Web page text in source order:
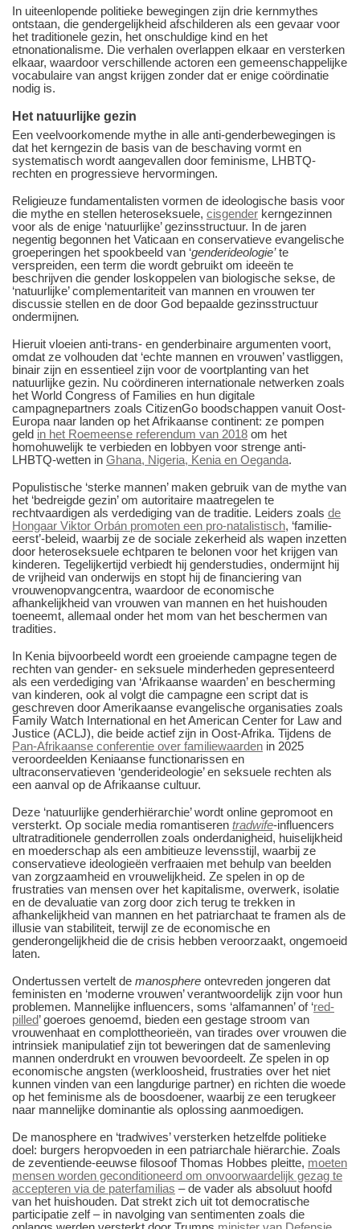
In uiteenlopende politieke bewegingen zijn drie kernmythes
ontstaan, die gendergelijkheid afschilderen als een gevaar voor
het traditionele gezin, het onschuldige kind en het
etnonationalisme. Die verhalen overlappen elkaar en versterken
elkaar, waardoor verschillende actoren een gemeenschappelijke
vocabulaire van angst krijgen zonder dat er enige coördinatie
nodig is.
Het natuurlijke gezin
Een veelvoorkomende mythe in alle anti-genderbewegingen is
dat het kerngezin de basis van de beschaving vormt en
systematisch wordt aangevallen door feminisme, LHBTQ-
rechten en progressieve hervormingen.
Religieuze fundamentalisten vormen de ideologische basis voor
die mythe en stellen heteroseksuele, cisgender kerngezinnen
voor als de enige ‘natuurlijke’ gezinsstructuur. In de jaren
negentig begonnen het Vaticaan en conservatieve evangelische
groeperingen het spookbeeld van ‘genderideologie’te
verspreiden, een term die wordt gebruikt om ideeën te
beschrijven die gender loskoppelen van biologische sekse, de
‘natuurlijke’ complementariteit van mannen en vrouwen ter
discussie stellen en de door God bepaalde gezinsstructuur
ondermijnen.
Hieruit vloeien anti-trans- en genderbinaire argumenten voort,
omdat ze volhouden dat ‘echte mannen en vrouwen’ vastliggen,
binair zijn en essentieel zijn voor de voortplanting van het
natuurlijke gezin. Nu coördineren internationale netwerken zoals
het World Congress of Families en hun digitale
campagnepartners zoals CitizenGo boodschappen vanuit Oost-
Europa naar landen op het Afrikaanse continent: ze pompen
geld in het Roemeense referendum van 2018 om het
homohuwelijk te verbieden en lobbyen voor strenge anti-
LHBTQ-wetten in Ghana, Nigeria, Kenia en Oeganda.
Populistische ‘sterke mannen’ maken gebruik van de mythe van
het ‘bedreigde gezin’ om autoritaire maatregelen te
rechtvaardigen als verdediging van de traditie. Leiders zoals de
Hongaar Viktor Orbán promoten een pro-natalistisch, ‘familie-
eerst’-beleid, waarbij ze de sociale zekerheid als wapen inzetten
door heteroseksuele echtparen te belonen voor het krijgen van
kinderen. Tegelijkertijd verbiedt hij genderstudies, ondermijnt hij
de vrijheid van onderwijs en stopt hij de financiering van
vrouwenopvangcentra, waardoor de economische
afhankelijkheid van vrouwen van mannen en het huishouden
toeneemt, allemaal onder het mom van het beschermen van
tradities.
In Kenia bijvoorbeeld wordt een groeiende campagne tegen de
rechten van gender- en seksuele minderheden gepresenteerd
als een verdediging van ‘Afrikaanse waarden’ en bescherming
van kinderen, ook al volgt die campagne een script dat is
geschreven door Amerikaanse evangelische organisaties zoals
Family Watch International en het American Center for Law and
Justice (ACLJ), die beide actief zijn in Oost-Afrika. Tijdens de
Pan-Afrikaanse conferentie over familiewaarden in 2025
veroordeelden Keniaanse functionarissen en
ultraconservatieven ‘genderideologie’ en seksuele rechten als
een aanval op de Afrikaanse cultuur.
Deze ‘natuurlijke genderhiërarchie’ wordt online gepromoot en
versterkt. Op sociale media romantiseren tradwife-influencers
ultratraditionele genderrollen zoals onderdanigheid, huiselijkheid
en moederschap als een ambitieuze levensstijl, waarbij ze
conservatieve ideologieën verfraaien met behulp van beelden
van zorgzaamheid en vrouwelijkheid. Ze spelen in op de
frustraties van mensen over het kapitalisme, overwerk, isolatie
en de devaluatie van zorg door zich terug te trekken in
afhankelijkheid van mannen en het patriarchaat te framen als de
illusie van stabiliteit, terwijl ze de economische en
genderongelijkheid die de crisis hebben veroorzaakt, ongemoeid
laten.
Ondertussen vertelt de manosphere ontevreden jongeren dat
feministen en ‘moderne vrouwen’ verantwoordelijk zijn voor hun
problemen. Mannelijke influencers, soms ‘alfamannen’ of ‘red-
pilled’ goeroes genoemd, bieden een gestage stroom van
vrouwenhaat en complottheorieën, van tirades over vrouwen die
intrinsiek manipulatief zijn tot beweringen dat de samenleving
mannen onderdrukt en vrouwen bevoordeelt. Ze spelen in op
economische angsten (werkloosheid, frustraties over het niet
kunnen vinden van een langdurige partner) en richten die woede
op het feminisme als de boosdoener, waarbij ze een terugkeer
naar mannelijke dominantie als oplossing aanmoedigen.
De manosphere en ‘tradwives’ versterken hetzelfde politieke
doel: burgers heropvoeden in een patriarchale hiërarchie. Zoals
de zeventiende-eeuwse filosoof Thomas Hobbes pleitte, moeten
mensen worden geconditioneerd om onvoorwaardelijk gezag te
accepteren via de paterfamilias – de vader als absoluut hoofd
van het huishouden. Dat strekt zich uit tot democratische
participatie zelf – in navolging van sentimenten zoals die